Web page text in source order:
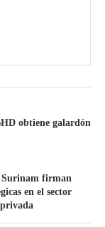
obtiene galardón
Surinam firman
en el sector